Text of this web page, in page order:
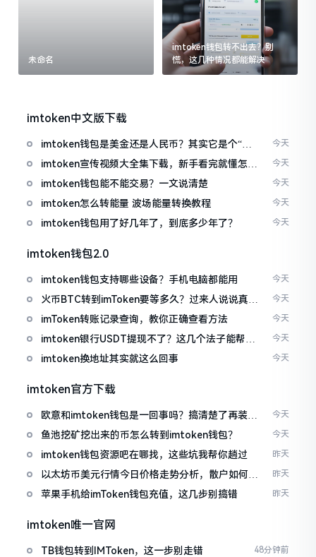
未命名
imtoken钱包转不出去？别
慌，这几种情况都能解决
imtoken中文版下载
imtoken钱包是美金还是人民币？其实它是个“多
面手”
今天
imtoken宣传视频大全集下载，新手看完就懂怎么
用
今天
imtoken钱包能不能交易？一文说清楚 今天
imtoken怎么转能量 波场能量转换教程 今天
imtoken钱包用了好几年了，到底多少年了？ 今天
imtoken钱包2.0
imtoken钱包支持哪些设备？手机电脑都能用 今天
火币BTC转到imToken要等多久？过来人说说真实
情况
今天
imToken转账记录查询，教你正确查看方法 今天
imtoken银行USDT提现不了？这几个法子能帮你
搞定
今天
imtoken换地址其实就这么回事 今天
imtoken官方下载
欧意和imtoken钱包是一回事吗？搞清楚了再装钱
包
今天
鱼池挖矿挖出来的币怎么转到imtoken钱包？ 今天
imtoken钱包资源吧在哪找，这些坑我帮你趟过 昨天
以太坊币美元行情今日价格走势分析，散户如何避
免追涨杀跌被套牢
昨天
苹果手机给imToken钱包充值，这几步别搞错 昨天
imtoken唯一官网
TB钱包转到IMToken，这一步别走错 48分钟前